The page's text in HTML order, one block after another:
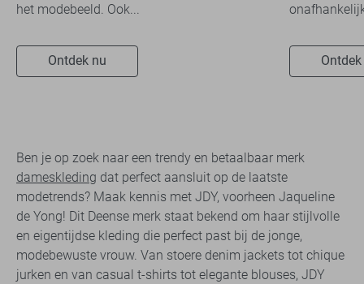
het modebeeld. Ook...
Ontdek nu
Ben je op zoek naar een trendy en betaalbaar merk
dameskleding dat perfect aansluit op de laatste
modetrends? Maak kennis met JDY, voorheen Jaqueline
de Yong! Dit Deense merk staat bekend om haar stijlvolle
en eigentijdse kleding die perfect past bij de jonge,
modebewuste vrouw. Van stoere denim jackets tot chique
jurken en van casual t-shirts tot elegante blouses, JDY